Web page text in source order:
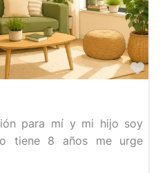
para mí y mi hijo soy
tiene 8 años me urge